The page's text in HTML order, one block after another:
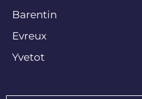
Barentin
Evreux
Yvetot